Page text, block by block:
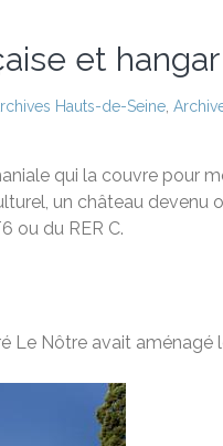
et
Hauts-de-Seine
qui la couvre pour
un château devenu
ou du RER C.